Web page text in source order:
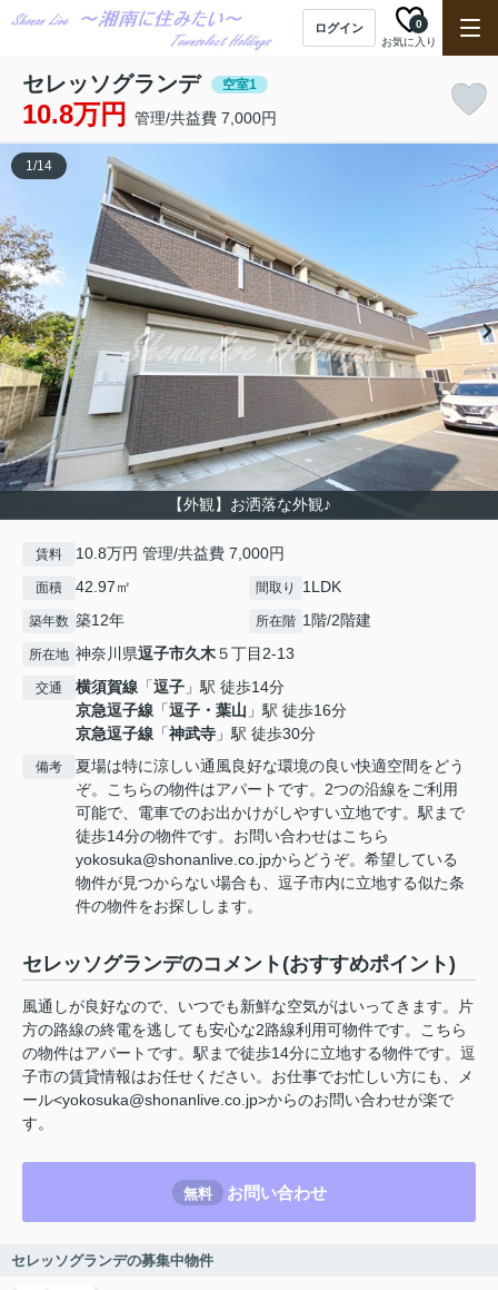
ログイン
お気に入り
0
セレッソグランデ 空室1
10.8万円 管理/共益費 7,000円
【外観】お洒落な外観♪
1/14
賃料 10.8万円 管理/共益費 7,000円
面積 42.97㎡ 間取り 1LDK
築年数 築12年 所在階 1階/2階建
所在地 神奈川県逗子市久木５丁目2-13
交通 横須賀線 「逗子 」駅 徒歩14分
京急逗子線 「逗子・葉山 」駅 徒歩16分
京急逗子線 「神武寺 」駅 徒歩30分
備考
夏場は特に涼しい通風良好な環境の良い快適空間をどう
ぞ。こちらの物件はアパートです。2つの沿線をご利用
可能で、電車でのお出かけがしやすい立地です。駅まで
徒歩14分の物件です。お問い合わせはこちら
yokosuka@shonanlive.co.jpからどうぞ。希望している
物件が見つからない場合も、逗子市内に立地する似た条
件の物件をお探しします。
セレッソグランデのコメント(おすすめポイント)
風通しが良好なので、いつでも新鮮な空気がはいってきます。片
方の路線の終電を逃しても安心な2路線利用可物件です。こちら
の物件はアパートです。駅まで徒歩14分に立地する物件です。逗
子市の賃貸情報はお任せください。お仕事でお忙しい方にも、メ
ール<yokosuka@shonanlive.co.jp>からのお問い合わせが楽で
す。
無料 お問い合わせ
セレッソグランデの募集中物件